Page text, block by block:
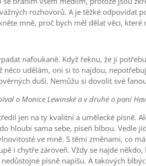
rozhovorů. A je těžké odpovídat
mně, proč bych měl dělat věci, které
nafoukaně. Když řeknu, že ji
udělám, oni si to najdou,
duší. Nemůžu si dovolit své
o Monice Lewinské a v druhé o paní
jen na ty kvalitní a umělecké písně.
hloubi sama sebe, píseň blbou. Vedle
ve mně. S těmi změnami, co
i chytře zároveň. Vždy se najde
písně napíšu. A takových